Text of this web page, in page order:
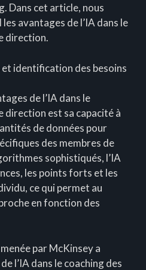
Dans cet article, nous
avantages de l’IA dans le
direction.
et identification des besoins
de l’IA dans le
direction est sa capacité à
de données pour
des membres de
sophistiqués, l’IA
les points forts et les
ce qui permet au
en fonction des
par McKinsey a
l’IA dans le coaching des